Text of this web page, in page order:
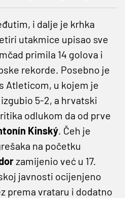
i dalje je krhka
utakmice upisao sve
primila 14 golova i
rekorde. Posebno je
Atleticom, u kojem je
5-2, a hrvatski
odlukom da od prve
Kinský. Čeh je
na početku
zamijenio već u 17.
javnosti ocijenjeno
prema vrataru i dodatno